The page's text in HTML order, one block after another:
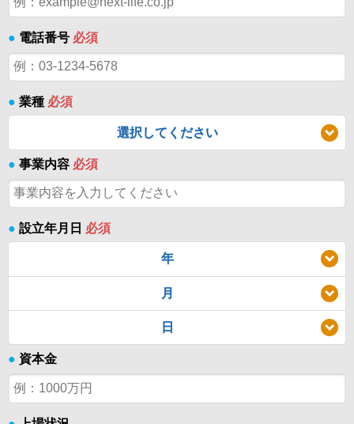
● 電話番号 必須
● 業種 必須
選択してください
● 事業内容 必須
● 設立年月日 必須
年
月
日
● 資本金